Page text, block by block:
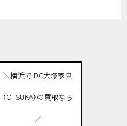
＼横浜でIDC大塚家具
（OTSUKA）の買取なら
／